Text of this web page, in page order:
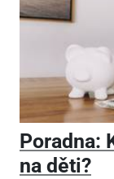
Poradna:
na děti?